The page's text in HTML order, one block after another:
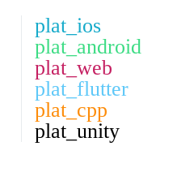
plat_ios
plat_android
plat_web
plat_flutter
plat_cpp
plat_unity